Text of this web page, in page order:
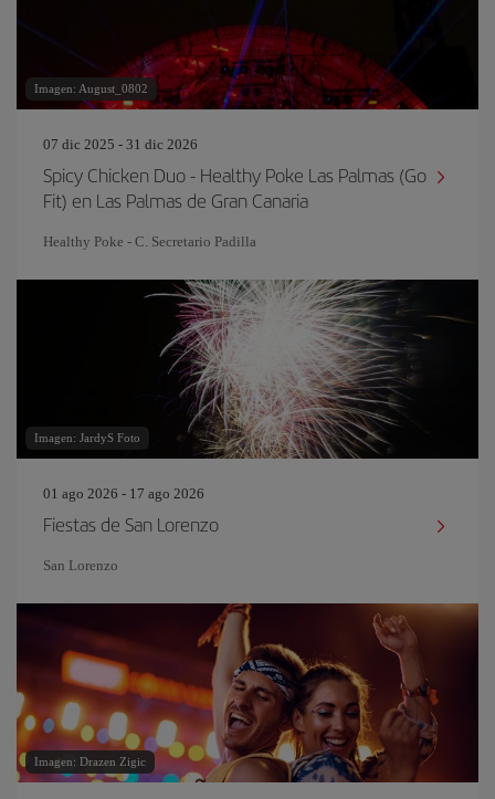
Imagen: August_0802
07 dic 2025 - 31 dic 2026
Spicy Chicken Duo - Healthy Poke Las Palmas (Go
Fit) en Las Palmas de Gran Canaria
Healthy Poke - C. Secretario Padilla
Imagen: JardyS Foto
01 ago 2026 - 17 ago 2026
Fiestas de San Lorenzo
San Lorenzo
Imagen: Drazen Zigic